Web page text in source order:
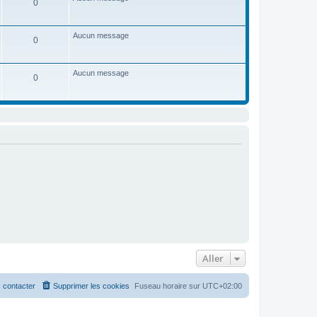
e
r
n
r
m
s
0
0 Aucun message
0 Aucun message
Aller
Fuseau horaire sur UTC+02:00
Supprimer les cookies
contacter